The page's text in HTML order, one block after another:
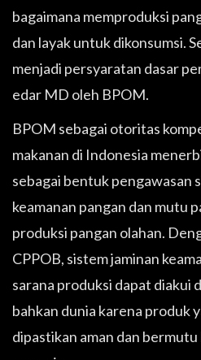
bagaimana memproduksi
dan layak untuk dikonsumsi.
menjadi persyaratan dasar
edar MD oleh BPOM.
BPOM sebagai otoritas
makanan di Indonesia
sebagai bentuk pengawasan
keamanan pangan dan mutu
produksi pangan olahan.
CPPOB, sistem jaminan
sarana produksi dapat diakui
bahkan dunia karena produk
dipastikan aman dan